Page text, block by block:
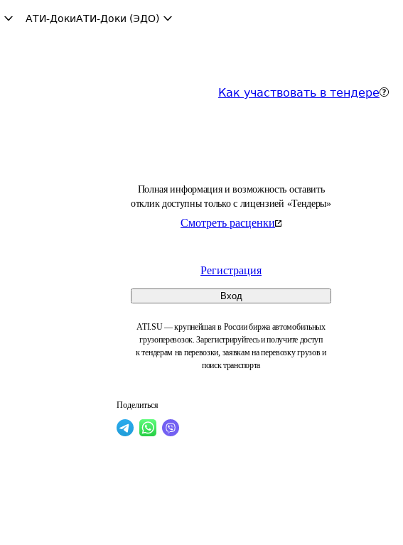
АТИ-ДокиАТИ-Доки (ЭДО)
Как участвовать в тендере
Полная информация и возможность оставить
отклик доступны только с лицензией «Тендеры»
Смотреть расценки
Регистрация
Вход
ATI.SU — крупнейшая в России биржа автомобильных
грузоперевозок. Зарегистрируйтесь и получите доступ
к тендерам на перевозки, заявкам на перевозку грузов и
поиск транспорта
Поделиться